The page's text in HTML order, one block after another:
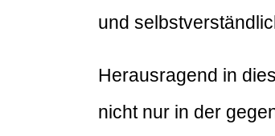
und
Herausragend in
nicht nur in der